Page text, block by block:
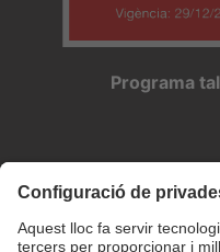
Programa